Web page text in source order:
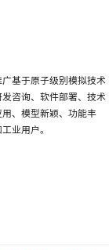
基于原子级别模拟技术
咨询、软件部署、技术
、模型新颖、功能丰
业用户。